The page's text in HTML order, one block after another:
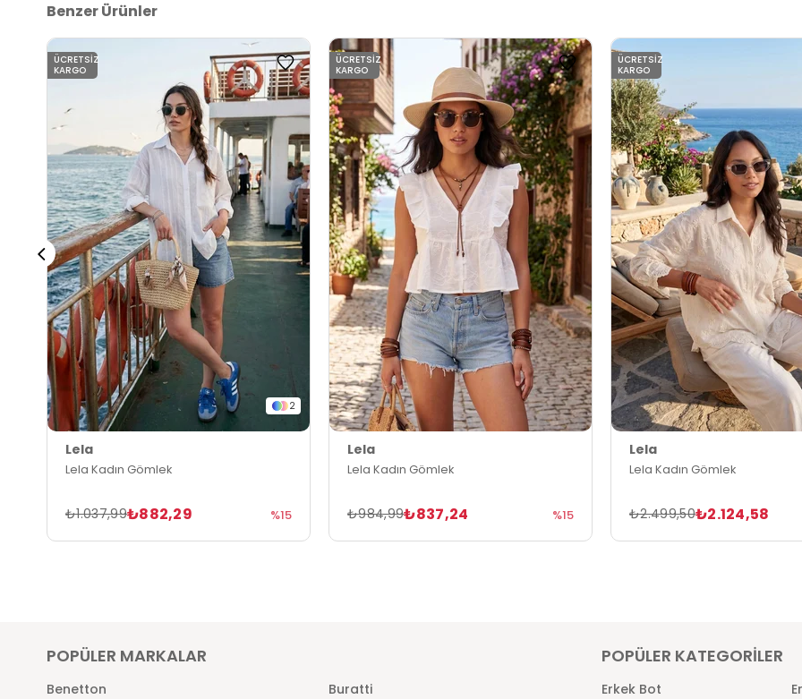
Benzer Ürünler
2
Lela
Lela Kadın Gömlek
₺882,29
₺1.037,99 %15
ÜCRETSIZ
KARGO
Lela
Lela Kadın Gömlek
₺837,24
₺984,99 %15
ÜCRETSIZ
KARGO
Lela
Lela Kadın Gömlek
₺2.124,58
₺2.499,50
ÜCRETSIZ
KARGO
POPÜLER MARKALAR
Benetton
Buratti
POPÜLER KATEGORİLER
Erkek Bot